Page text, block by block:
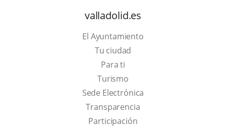
valladolid.es
El Ayuntamiento
Tu ciudad
Para ti
TurismoThis
link
will
open
Sede Electrónica
Transparencia
Participación